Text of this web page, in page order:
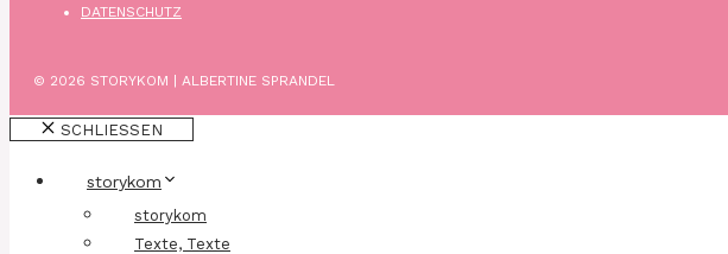
DATENSCHUTZ
© 2026 STORYKOM | ALBERTINE SPRANDEL
SCHLIESSEN
storykom
storykom
Texte, Texte